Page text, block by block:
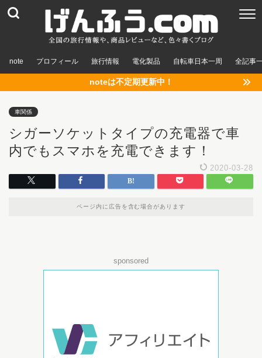
note プロフィール 旅行情報 電化製品 自転車日本一周 全記事
noteは不定期更新中！
車関係
シガーソケットタイプの充電器で車
内でもスマホを充電できます！
2020-03-28
ページ内に広告を含む場合があります
sponsored